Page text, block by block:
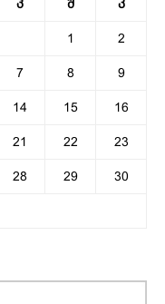
პ შ კ
1 2
7 8 9
14 15 16
21 22 23
28 29 30